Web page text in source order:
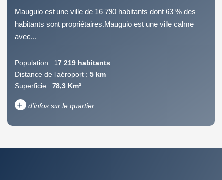
Mauguio est une ville de 16 790 habitants dont 63 % des
habitants sont propriétaires.Mauguio est une ville calme
avec...
Population : 17 219 habitants
Distance de l'aéroport : 5 km
Superficie : 78,3 Km²
+ d'infos sur le quartier